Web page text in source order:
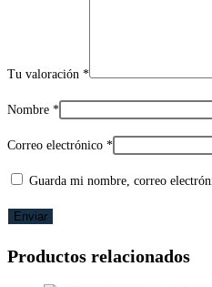
Tu valoración *
Nombre *
Correo electrónico *
Guarda mi nombre, correo
Productos relacionados